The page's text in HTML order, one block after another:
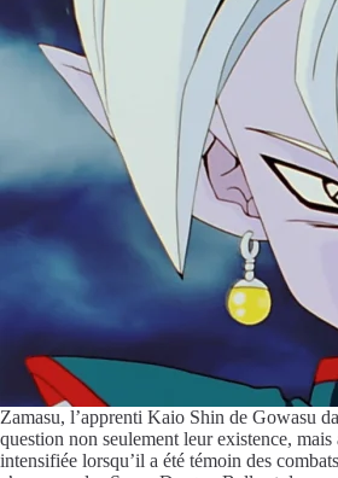
Zamasu, l’apprenti Kaio Shin de Gowasu
question non seulement leur existence,
intensifiée lorsqu’il a été témoin des